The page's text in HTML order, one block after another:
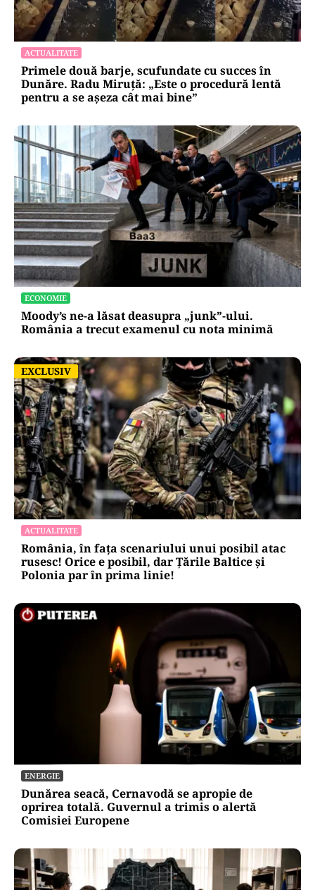
ACTUALITATE
Primele două barje, scufundate cu succes în
Dunăre. Radu Miruță: „Este o procedură lentă
pentru a se așeza cât mai bine”
ECONOMIE
Moody’s ne-a lăsat deasupra „junk”-ului.
România a trecut examenul cu nota minimă
EXCLUSIV
EXCLUSIV
ACTUALITATE
România, în fața scenariului unui posibil atac
rusesc! Orice e posibil, dar Țările Baltice și
Polonia par în prima linie!
ENERGIE
Dunărea seacă, Cernavodă se apropie de
oprirea totală. Guvernul a trimis o alertă
Comisiei Europene